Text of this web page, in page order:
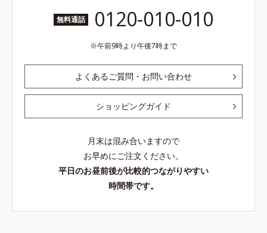
無料通話 0120-010-010
午前9時より午後7時まで
よくあるご質問・お問い合わせ
ショッピングガイド
月末は混み合いますので
お早めにご注文ください。
平日のお昼前後が比較的つながりやすい
時間帯です。